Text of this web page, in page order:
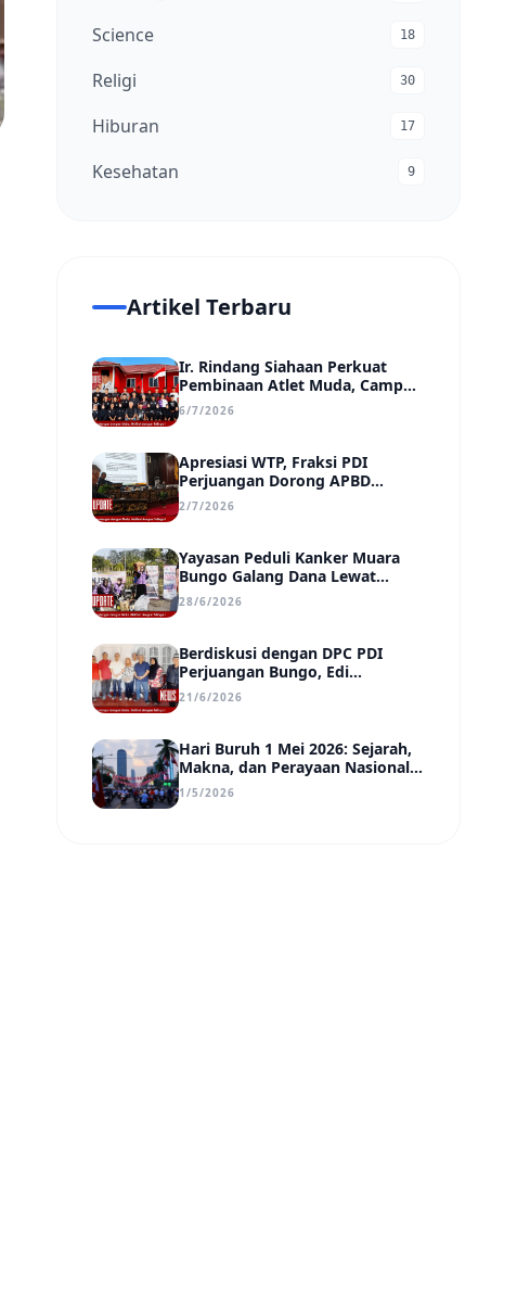
Science 18
Religi 30
Hiburan 17
Kesehatan 9
Artikel Terbaru
Ir. Rindang Siahaan Perkuat
Pembinaan Atlet Muda, Camp
MSC Siapkan Generasi Juara
Hadapi Kejuaraan Regional
6/7/2026
Apresiasi WTP, Fraksi PDI
Perjuangan Dorong APBD
Kabupaten Bungo Lebih Efektif,
Transparan, dan Berdampak
2/7/2026
Yayasan Peduli Kanker Muara
Bungo Galang Dana Lewat
UMKM di Car Free Day, Ir.
Rindang Siahaan Beri Apresiasi
28/6/2026
Berdiskusi dengan DPC PDI
Perjuangan Bungo, Edi
Purwanto Uraikan Poin-Poin
Urgensi yang Perlu Disadari
21/6/2026
Hari Buruh 1 Mei 2026: Sejarah,
Makna, dan Perayaan Nasional
di Tengah Tantangan Era Digital
1/5/2026